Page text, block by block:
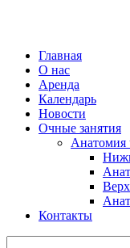
Главная
О нас
Аренда
Календарь
Новости
Очные занятия
Анатомия
Контакты